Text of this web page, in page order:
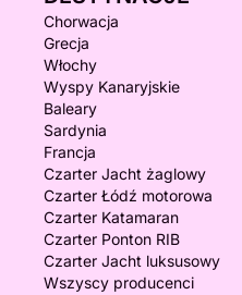
Chorwacja
Grecja
Włochy
Wyspy Kanaryjskie
Baleary
Sardynia
Francja
Czarter Jacht żaglowy
Czarter Łódź motorowa
Czarter Katamaran
Czarter Ponton RIB
Czarter Jacht luksusowy
Wszyscy producenci